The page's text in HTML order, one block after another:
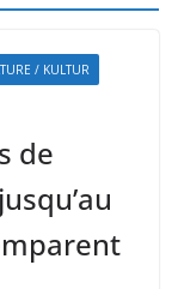
/ KULTUR
de